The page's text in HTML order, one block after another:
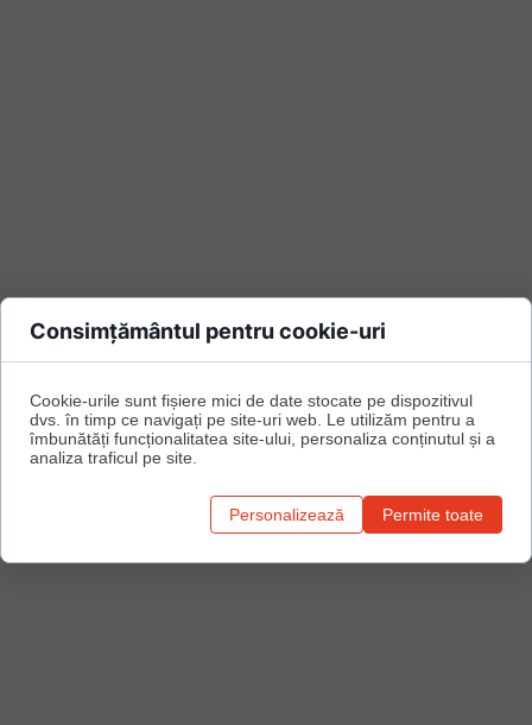
Consimțământul pentru cookie-uri
Cookie-urile sunt fișiere mici de date stocate pe dispozitivul
dvs. în timp ce navigați pe site-uri web. Le utilizăm pentru a
îmbunătăți funcționalitatea site-ului, personaliza conținutul și a
analiza traficul pe site.
Personalizează Permite toate